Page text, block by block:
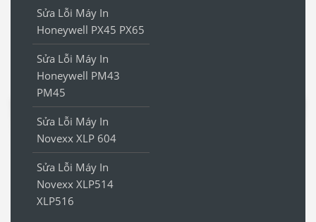
Sửa Lỗi Máy In
Honeywell PX45 PX65
Sửa Lỗi Máy In
Honeywell PM43
PM45
Sửa Lỗi Máy In
Novexx XLP 604
Sửa Lỗi Máy In
Novexx XLP514
XLP516